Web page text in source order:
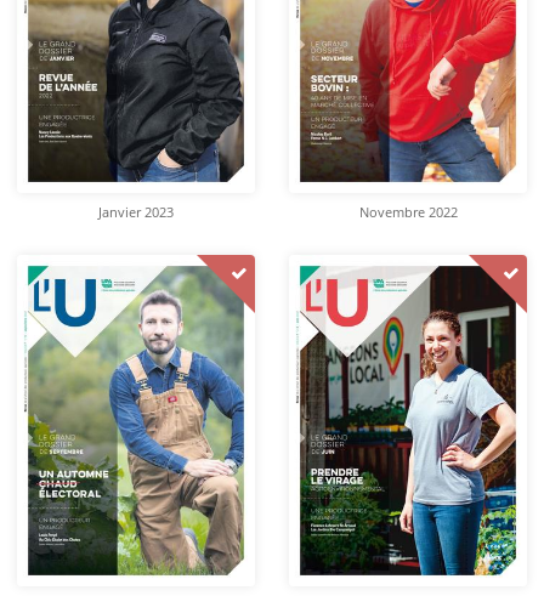
Janvier 2023 Novembre 2022